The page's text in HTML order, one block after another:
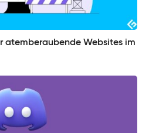
atemberaubende Websites im